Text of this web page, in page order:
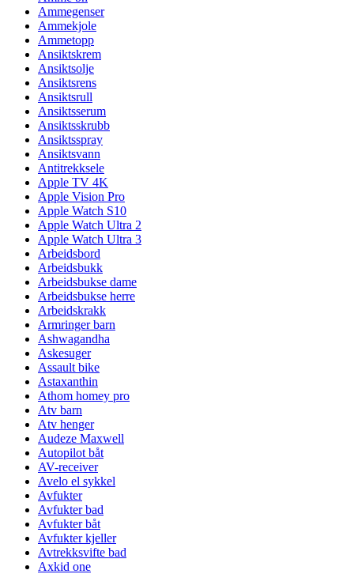
Ammegenser
Ammekjole
Ammetopp
Ansiktskrem
Ansiktsolje
Ansiktsrens
Ansiktsrull
Ansiktsserum
Ansiktsskrubb
Ansiktsspray
Ansiktsvann
Antitrekksele
Apple TV 4K
Apple Vision Pro
Apple Watch S10
Apple Watch Ultra 2
Apple Watch Ultra 3
Arbeidsbord
Arbeidsbukk
Arbeidsbukse dame
Arbeidsbukse herre
Arbeidskrakk
Armringer barn
Ashwagandha
Askesuger
Assault bike
Astaxanthin
Athom homey pro
Atv barn
Atv henger
Audeze Maxwell
Autopilot båt
AV-receiver
Avelo el sykkel
Avfukter
Avfukter bad
Avfukter båt
Avfukter kjeller
Avtrekksvifte bad
Axkid one